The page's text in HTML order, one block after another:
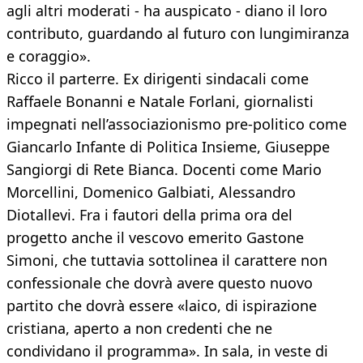
agli altri moderati - ha auspicato - diano il loro
contributo, guardando al futuro con lungimiranza
e coraggio».
Ricco il parterre. Ex dirigenti sindacali come
Raffaele Bonanni e Natale Forlani, giornalisti
impegnati nell’associazionismo pre-politico come
Giancarlo Infante di Politica Insieme, Giuseppe
Sangiorgi di Rete Bianca. Docenti come Mario
Morcellini, Domenico Galbiati, Alessandro
Diotallevi. Fra i fautori della prima ora del
progetto anche il vescovo emerito Gastone
Simoni, che tuttavia sottolinea il carattere non
confessionale che dovrà avere questo nuovo
partito che dovrà essere «laico, di ispirazione
cristiana, aperto a non credenti che ne
condividano il programma». In sala, in veste di